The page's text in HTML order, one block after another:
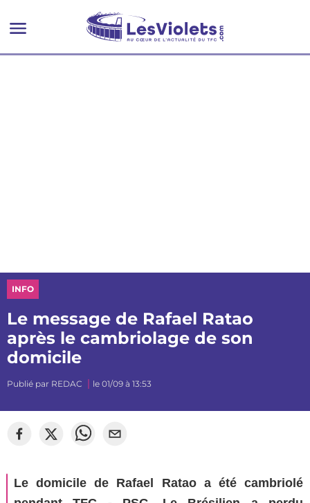
INFO
Le message de Rafael Ratao
après le cambriolage de son
domicile
Publié par REDAC le 01/09 à 13:53
Le domicile de Rafael Ratao a été cambriolé